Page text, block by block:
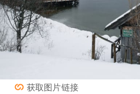
获取图片链接